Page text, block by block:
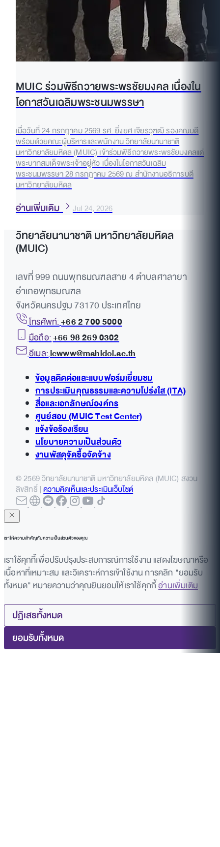
MUIC ร่วมพิธีถวายพระพรชัยมงคล เนื่องใน
โอกาสวันเฉลิมพระชนมพรรษา
เมื่อวันที่ 24 กรกฎาคม 2569 รศ. ยิ่งยศ เจียรวุฑฒิ รองคณบดี
พร้อมด้วยคณะผู้บริหารและพนักงาน วิทยาลัยนานาชาติ
มหาวิทยาลัยมหิดล (MUIC) เข้าร่วมพิธีถวายพระพรชัยมงคลแด่
พระบาทสมเด็จพระเจ้าอยู่หัว เนื่องในโอกาสวันเฉลิม
พระชนมพรรษา 28 กรกฎาคม 2569 ณ สำนักงานอธิการบดี
มหาวิทยาลัยมหิดล
อ่านเพิ่มเติม Jul 24, 2026
วิทยาลัยนานาชาติ มหาวิทยาลัยมหิดล
(MUIC)
เลขที่ 999 ถนนพุทธมณฑลสาย 4 ตำบลศาลายา
อำเภอพุทธมณฑล
จังหวัดนครปฐม 73170 ประเทศไทย
โทรศัพท์:+66 2 700 5000
มือถือ:+66 98 269 0302
อีเมล:icwww@mahidol.ac.th
ข้อมูลติดต่อและแบบฟอร์มเยี่ยมชม
การประเมินคุณธรรมและความโปร่งใส (ITA)
สื่อและเอกลักษณ์องค์กร
ศูนย์สอบ (MUIC Test Center)
แจ้งข้อร้องเรียน
นโยบายความเป็นส่วนตัว
งานพัสดุจัดซื้อจัดจ้าง
© 2569 วิทยาลัยนานาชาติ มหาวิทยาลัยมหิดล (MUIC) สงวน
ลิขสิทธิ์ |ความคิดเห็นและประเมินเว็บไซต์
เราให้ความสำคัญกับความเป็นส่วนตัวของคุณ
เราใช้คุกกี้เพื่อปรับปรุงประสบการณ์การใช้งาน แสดงโฆษณาหรือ
เนื้อหาที่เหมาะสม และวิเคราะห์การเข้าใช้งาน การคลิก "ยอมรับ
ทั้งหมด" หมายความว่าคุณยินยอมให้เราใช้คุกกี้อ่านเพิ่มเติม
ปฏิเสธทั้งหมด
ยอมรับทั้งหมด